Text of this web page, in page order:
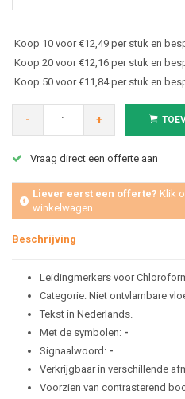
Koop 10 voor €12,49 per stuk en
Koop 20 voor €12,16 per stuk en
Koop 50 voor €11,84 per stuk en
- +
Vraag direct een offerte aan
Liever eerst een offerte? Klik
winkelwagen
Beschrijving
Leidingmerkers voor
Categorie: Niet ontvlambare
Tekst in Nederlands.
Met de symbolen: -
Signaalwoord: -
Verkrijgbaar in verschillende
Voorzien van contrasterend